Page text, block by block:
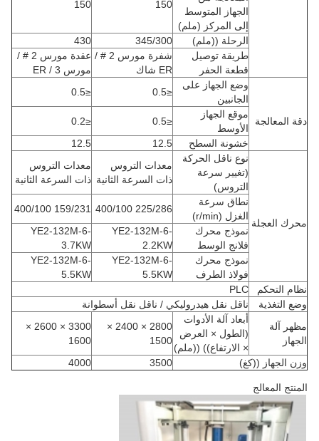
الجهاز المتوسط
إلى المركز (ملم)
150
150
الرحلة ((ملم) 345/300
430
طريقة توصيل
قطعة الحفر
شفرة مورس 2 # /
ER شاك
عقدة مورس 2 # /
مورس 3 / ER
دقة المعالجة
وضع الجهاز على
الجانبين
≤0.5
≤0.5
موقع الجهاز
الأوسط
≤0.5
≤0.2
خشونة السطح
12.5
12.5
محرك العجلة
نوع ناقل الحركة
(تغيير سرعة
التروس)
معدات التروس
ذات السرعة الثانية
معدات التروس
ذات السرعة الثانية
نطاق سرعة
الغزل (r/min)
225/286 400/100
159/231 400/100
نموذج محرك
فلانج الوسط
YE2-132M-6-
2.2KW
YE2-132M-6-
3.7KW
نموذج محرك
فولاذ الطرف
YE2-132M-6-
5.5KW
YE2-132M-6-
5.5KW
نظام التحكم
PLC
وضع التغذية
ناقل نقل هيدروليكي / ناقل نقل أسطوانة
مظهر آلة
الجهاز
أبعاد آلة الأدوات
(الطول × العرض
× الارتفاع)) ((ملم)
2800 × 2400 ×
1500
3300 × 2600 ×
1600
وزن الجهاز ((كغ)
3500
4000
المنتج المعالج